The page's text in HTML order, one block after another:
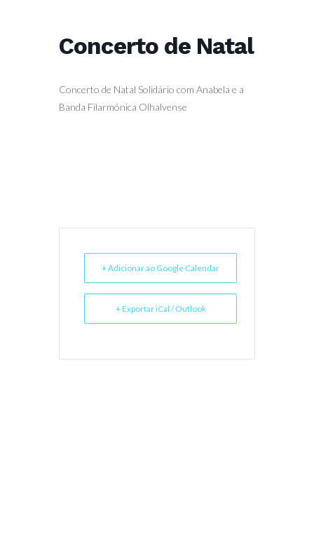
Concerto de Natal
Concerto de Natal Solidário com Anabela e a
Banda Filarmónica Olhalvense
+ Adicionar ao Google Calendar
+ Exportar iCal / Outlook